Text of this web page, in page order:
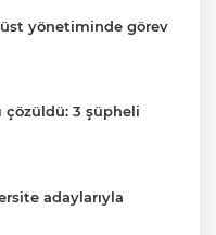
üst yönetiminde görev
çözüldü: 3 şüpheli
adaylarıyla